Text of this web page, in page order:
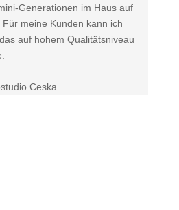
Generationen im Haus auf
meine Kunden kann ich
auf hohem Qualitätsniveau
Ceska